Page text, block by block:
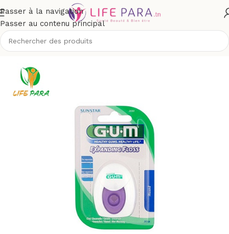
Passer à la navigation
Passer au contenu principal
Soins buccodentaires/Fil dentaire, brossette & accessoires